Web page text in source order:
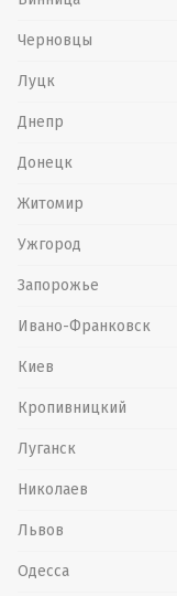
Черновцы
Луцк
Днепр
Донецк
Житомир
Ужгород
Запорожье
Ивано-Франковск
Киев
Кропивницкий
Луганск
Николаев
Львов
Одесса